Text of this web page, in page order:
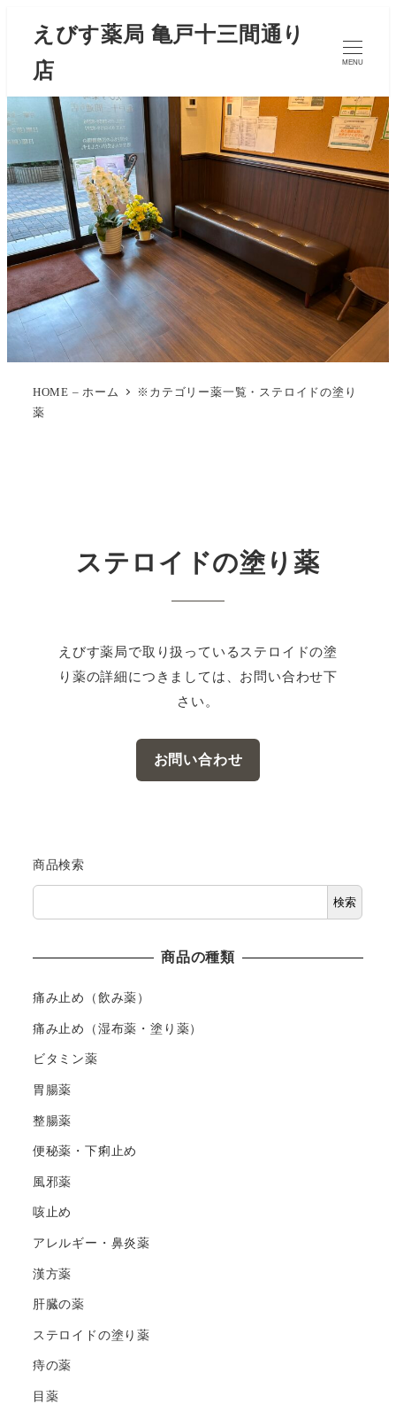
えびす薬局 亀戸十三間通り
店
MENU
HOME – ホーム
※カテゴリー薬一覧・ステロイドの塗り
薬
ステロイドの塗り薬
えびす薬局で取り扱っているステロイドの塗
り薬の詳細につきましては、お問い合わせ下
さい。
お問い合わせ
商品検索
検索
商品の種類
痛み止め（飲み薬）
痛み止め（湿布薬・塗り薬）
ビタミン薬
胃腸薬
整腸薬
便秘薬・下痢止め
風邪薬
咳止め
アレルギー・鼻炎薬
漢方薬
肝臓の薬
ステロイドの塗り薬
痔の薬
目薬